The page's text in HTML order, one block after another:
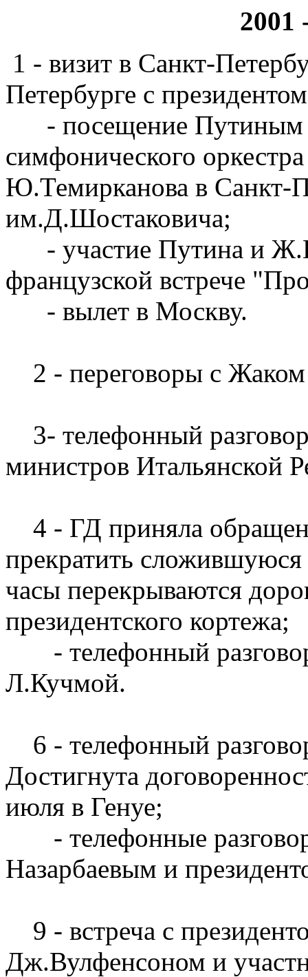
2001
1 - визит в Санкт-
Петербурге с
- посещение Путиным
симфонического
Ю.Темирканова в Санкт-
им.Д.Шостаковича;
- участие Путина и
французской встрече
- вылет в Москву.
2 - переговоры с
3- телефонный
министров Итальянской
4 - ГД приняла
прекратить сложившуюся
часы перекрываются
президентского кортежа;
- телефонный
Л.Кучмой.
6 - телефонный
Достигнута
июля в Генуе;
- телефонные
Назарбаевым и
9 - встреча с
Дж.Вулфенсоном и